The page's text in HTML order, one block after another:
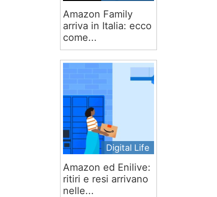
Amazon Family
arriva in Italia: ecco
come...
Digital Life
Amazon ed Enilive:
ritiri e resi arrivano
nelle...